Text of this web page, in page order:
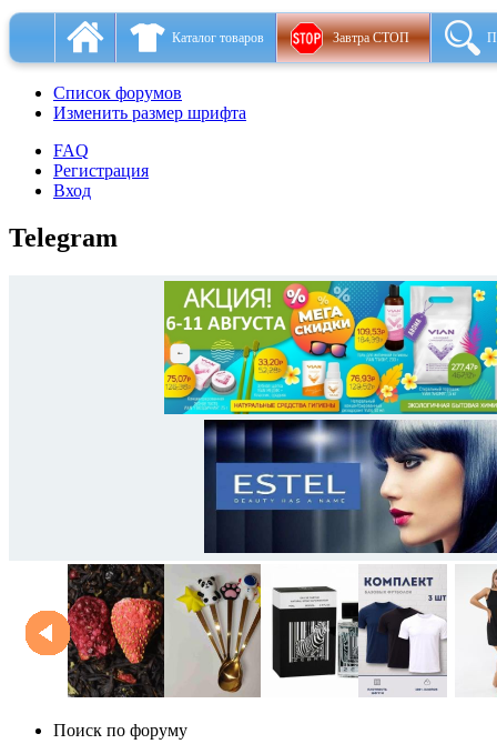
Каталог товаров Завтра СТОП
Список форумов
Изменить размер шрифта
FAQ
Регистрация
Вход
Telegram
Поиск по форуму